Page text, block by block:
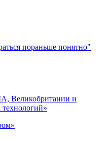
пораньше понятно"
Великобритании и
технологий»